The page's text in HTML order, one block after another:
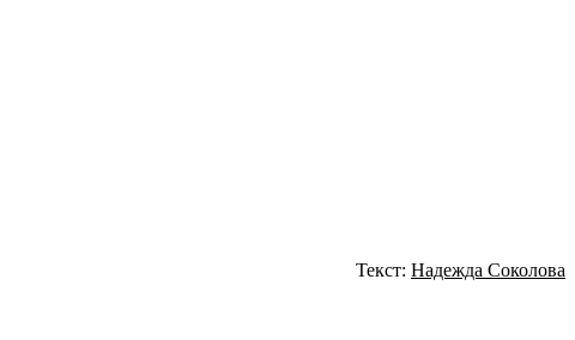
Текст: Надежда Соколова